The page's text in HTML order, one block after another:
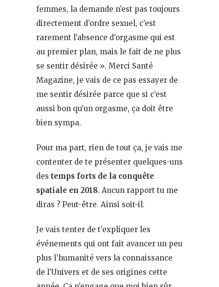
femmes, la demande n’est pas toujours
directement d’ordre sexuel, c’est
rarement l’absence d’orgasme qui est
au premier plan, mais le fait de ne plus
se sentir désirée ». Merci Santé
Magazine, je vais de ce pas essayer de
me sentir désirée parce que si c’est
aussi bon qu’un orgasme, ça doit être
bien sympa.
Pour ma part, rien de tout ça, je vais me
contenter de te présenter quelques-uns
des temps forts de la conquête
spatiale en 2018. Aucun rapport tu me
diras ? Peut-être. Ainsi soit-il.
Je vais tenter de t’expliquer les
événements qui ont fait avancer un peu
plus l’humanité vers la connaissance
de l’Univers et de ses origines cette